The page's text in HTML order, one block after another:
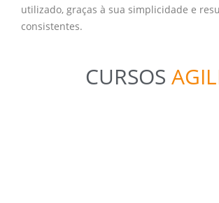
utilizado, graças à sua simplicidade e
consistentes.
CURSOS